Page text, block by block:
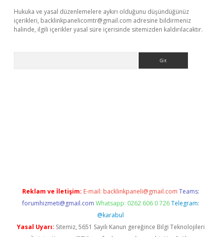
Hukuka ve yasal düzenlemelere aykırı olduğunu düşündüğünüz
içerikleri, backlinkpanelicomtr@gmail.com adresine bildirmeniz
halinde, ilgili içerikler yasal süre içerisinde sitemizden kaldırılacaktır.
Reklam ve İletişim: E-mail: backlinkpaneli@gmail.com Teams:
forumhizmeti@gmail.com Whatsapp: 0262 606 0 726 Telegram:
@karabul
Yasal Uyarı: Sitemiz, 5651 Sayılı Kanun gereğince Bilgi Teknolojileri